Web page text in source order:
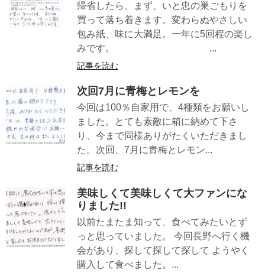
帰省したら、まず、いと忠の巣ごもりを
買って落ち着きます。変わらぬやさしい
包み紙、味に大満足。一年に5回程の楽し
みです。 ...
記事を読む
次回7月に青梅とレモンを
今回は100％自家用で、4種類をお願いし
ました。とても素敵に箱に納めて下さ
り、今まで同様ありがたくいただきまし
た。次回、7月に青梅とレモン...
記事を読む
美味しくて美味しくて大ファンにな
りました!!
以前たまたま知って、食べてみたいとず
っと思っていました。 今回長野へ行く機
会があり、探して探して探して ようやく
購入して食べました。...